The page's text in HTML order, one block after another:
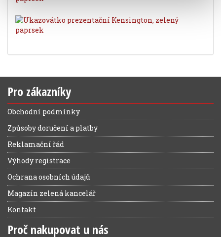
Pro zákazníky
Obchodní podmínky
Způsoby doručení a platby
Reklamační řád
Výhody registrace
Ochrana osobních údajů
Magazín zelená kancelář
Kontakt
Proč nakupovat u nás